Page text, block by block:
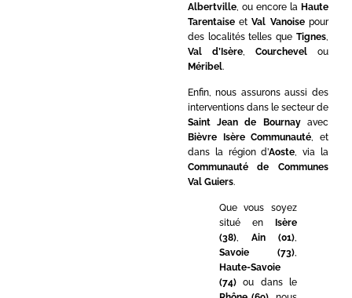
Albertville, ou encore la Haute
TarentaiseetVal Vanoisepour
des localités telles que Tignes
Val d’Isère, Courchevelou
Méribel.
Enfin, nous assurons aussi des
interventions dans le secteur de
Saint Jean de Bournayavec
Bièvre Isère Communauté, et
dans la région d’Aoste, via la
Communauté de Communes
Val Guiers.
Que vous soyez
situé en
Isère
(38), Ain (01),
Savoie (73),
Haute-Savoie
(74)ou dans le